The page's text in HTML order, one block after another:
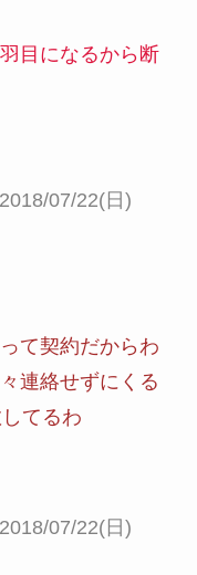
目になるから断
2018/07/22(日)
て契約だからわ
連絡せずにくる
てるわ
2018/07/22(日)